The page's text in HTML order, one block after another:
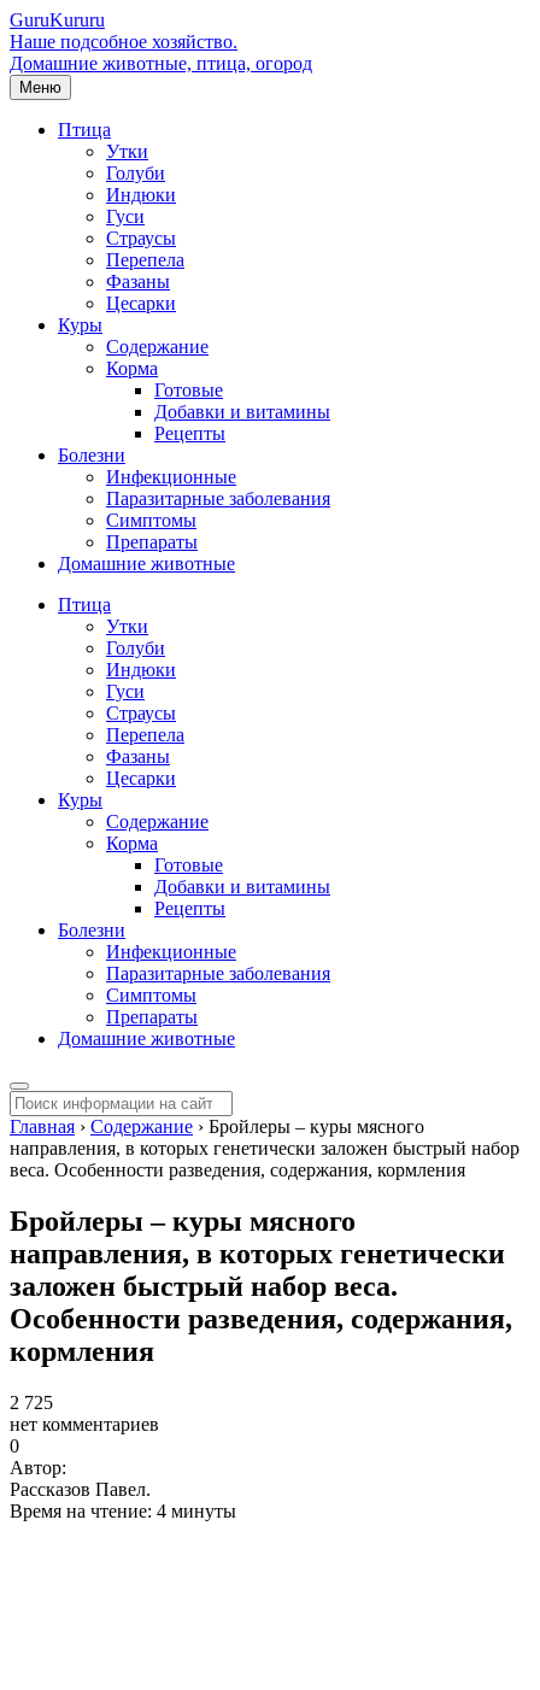
GuruKururu
Наше подсобное хозяйство.
Домашние животные, птица, огород
Меню
Птица
Утки
Голуби
Индюки
Гуси
Страусы
Перепела
Фазаны
Цесарки
Куры
Содержание
Корма
Готовые
Добавки и витамины
Рецепты
Болезни
Инфекционные
Паразитарные заболевания
Симптомы
Препараты
Домашние животные
Птица
Утки
Голуби
Индюки
Гуси
Страусы
Перепела
Фазаны
Цесарки
Куры
Содержание
Корма
Готовые
Добавки и витамины
Рецепты
Болезни
Инфекционные
Паразитарные заболевания
Симптомы
Препараты
Домашние животные
Главная › Содержание › Бройлеры – куры мясного
направления, в которых генетически заложен быстрый набор
веса. Особенности разведения, содержания, кормления
Бройлеры – куры мясного
направления, в которых генетически
заложен быстрый набор веса.
Особенности разведения, содержания,
кормления
2 725
нет комментариев
0
Автор:
Рассказов Павел.
Время на чтение: 4 минуты